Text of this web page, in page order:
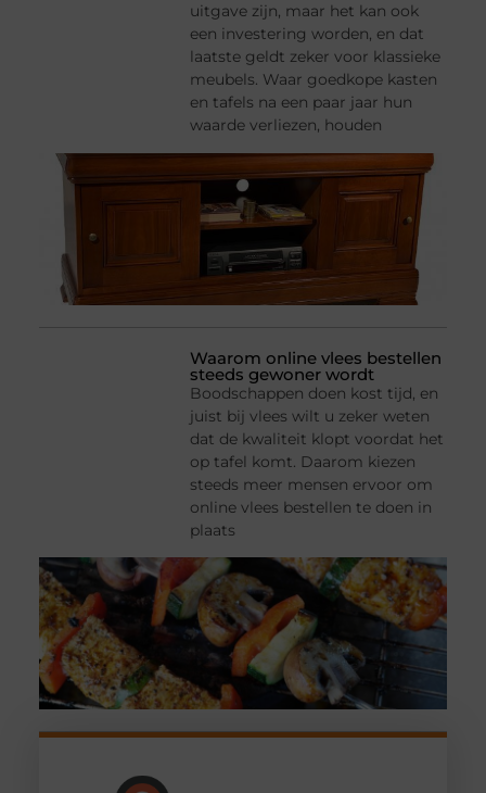
uitgave zijn, maar het kan ook
een investering worden, en dat
laatste geldt zeker voor klassieke
meubels. Waar goedkope kasten
en tafels na een paar jaar hun
waarde verliezen, houden
Waarom online vlees bestellen
steeds gewoner wordt
Boodschappen doen kost tijd, en
juist bij vlees wilt u zeker weten
dat de kwaliteit klopt voordat het
op tafel komt. Daarom kiezen
steeds meer mensen ervoor om
online vlees bestellen te doen in
plaats